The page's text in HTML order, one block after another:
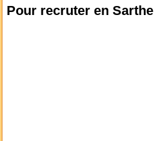
Pour recruter en Sarthe